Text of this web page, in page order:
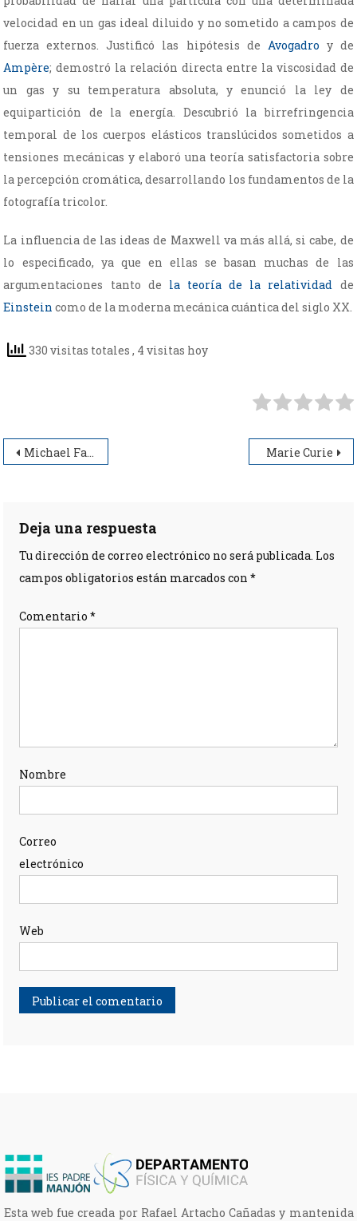
velocidad en un gas ideal diluido y no sometido a campos de
fuerza externos. Justificó las hipótesis de Avogadro y de
Ampère; demostró la relación directa entre la viscosidad de
un gas y su temperatura absoluta, y enunció la ley de
equipartición de la energía. Descubrió la birrefringencia
temporal de los cuerpos elásticos translúcidos sometidos a
tensiones mecánicas y elaboró una teoría satisfactoria sobre
la percepción cromática, desarrollando los fundamentos de la
fotografía tricolor.
La influencia de las ideas de Maxwell va más allá, si cabe, de
lo especificado, ya que en ellas se basan muchas de las
argumentaciones tanto de la teoría de la relatividad de
Einstein como de la moderna mecánica cuántica del siglo XX.
330 visitas totales, 4 visitas hoy
Navegación
entradas
Michael Faraday Marie Curie
Deja una respuesta
Tu dirección de correo electrónico no será publicada. Los
campos obligatorios están marcados con*
Comentario*
Nombre
Correo
electrónico
Web
Esta web fue creada por Rafael Artacho Cañadas y mantenida